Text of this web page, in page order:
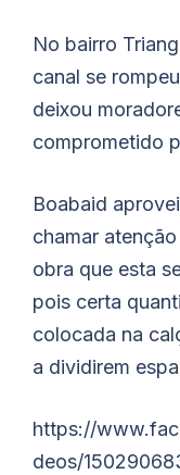
No bairro
canal se
deixou
comprometido
Boabaid
chamar
obra que esta
pois certa
colocada na
a dividirem
https://
deos/